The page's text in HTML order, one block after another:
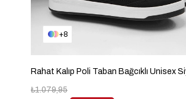
8
₺1.079,95